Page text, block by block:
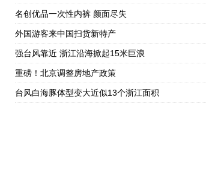
名创优品一次性内裤 颜面尽失
外国游客来中国扫货新特产
强台风靠近 浙江沿海掀起15米巨浪
重磅！北京调整房地产政策
台风白海豚体型变大近似13个浙江面积